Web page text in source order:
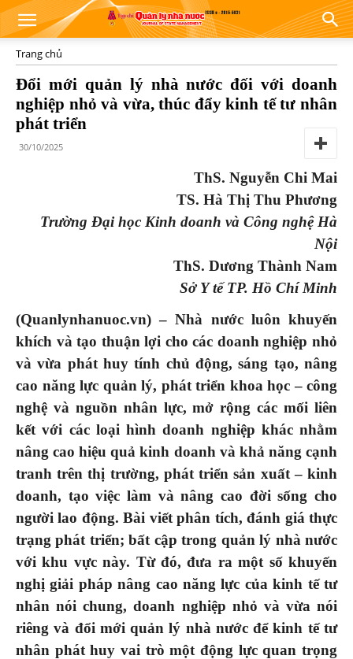
Trang chủ
Đổi mới quản lý nhà nước đối với doanh
nghiệp nhỏ và vừa, thúc đẩy kinh tế tư nhân
phát triển
30/10/2025
ThS. Nguyễn Chi Mai
TS. Hà Thị Thu Phương
Trường Đại học Kinh doanh và Công nghệ Hà
Nội
ThS. Dương Thành Nam
Sở Y tế TP. Hồ Chí Minh
(Quanlynhanuoc.vn) – Nhà nước luôn khuyến
khích và tạo thuận lợi cho các doanh nghiệp nhỏ
và vừa phát huy tính chủ động, sáng tạo, nâng
cao năng lực quản lý, phát triển khoa học – công
nghệ và nguồn nhân lực, mở rộng các mối liên
kết với các loại hình doanh nghiệp khác nhằm
nâng cao hiệu quả kinh doanh và khả năng cạnh
tranh trên thị trường, phát triển sản xuất – kinh
doanh, tạo việc làm và nâng cao đời sống cho
người lao động.Bài viết phân tích, đánh giá thực
trạng phát triển; bất cập trong quản lý nhà nước
với khu vực này. Từ đó, đưa ra một số khuyến
nghị giải pháp nâng cao năng lực của kinh tế tư
nhân nói chung, doanh nghiệp nhỏ và vừa nói
riêng và đổi mới quản lý nhà nước để kinh tế tư
nhân phát huy vai trò một động lực quan trọng